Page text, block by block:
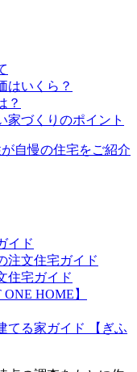
はいくら？
？
家づくりのポイント
自慢の住宅をご紹介
イド
注文住宅ガイド
住宅ガイド
HOME】
てる家ガイド 【ぎふ